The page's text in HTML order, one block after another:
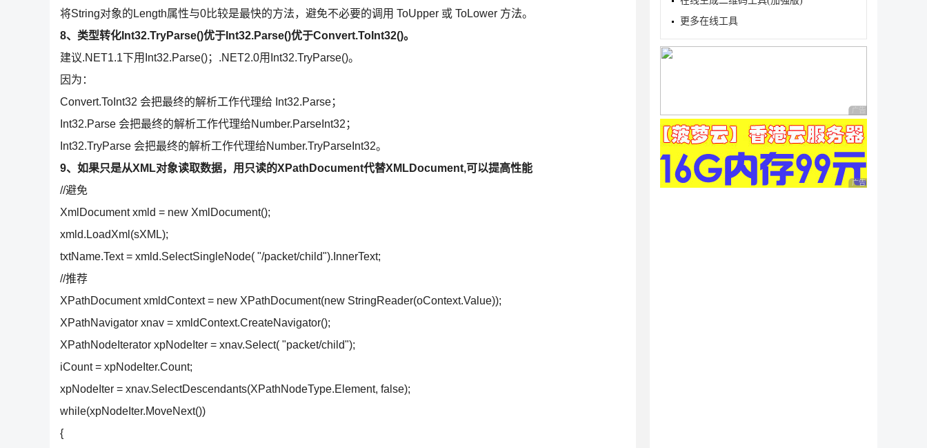
将String对象的Length属性与0比较是最快的方法，避免不必要的调用 ToUpper 或 ToLower 方法。
8、类型转化Int32.TryParse()优于Int32.Parse()优于Convert.ToInt32()。
建议.NET1.1下用Int32.Parse()；.NET2.0用Int32.TryParse()。
因为：
Convert.ToInt32 会把最终的解析工作代理给 Int32.Parse；
Int32.Parse 会把最终的解析工作代理给Number.ParseInt32；
Int32.TryParse 会把最终的解析工作代理给Number.TryParseInt32。
9、如果只是从XML对象读取数据，用只读的XPathDocument代替XMLDocument,可以提高性能
//避免
XmlDocument xmld = new XmlDocument();
xmld.LoadXml(sXML);
txtName.Text = xmld.SelectSingleNode( "/packet/child").InnerText;
//推荐
XPathDocument xmldContext = new XPathDocument(new StringReader(oContext.Value));
XPathNavigator xnav = xmldContext.CreateNavigator();
XPathNodeIterator xpNodeIter = xnav.Select( "packet/child");
iCount = xpNodeIter.Count;
xpNodeIter = xnav.SelectDescendants(XPathNodeType.Element, false);
while(xpNodeIter.MoveNext())
{
更多在线工具
广告 商业广告，理性
广告 商业广告，理性